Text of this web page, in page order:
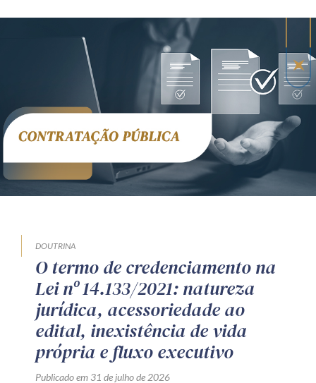
DOUTRINA
O termo de credenciamento na
Lei nº 14.133/2021: natureza
jurídica, acessoriedade ao
edital, inexistência de vida
própria e fluxo executivo
Publicado em 31 de julho de 2026